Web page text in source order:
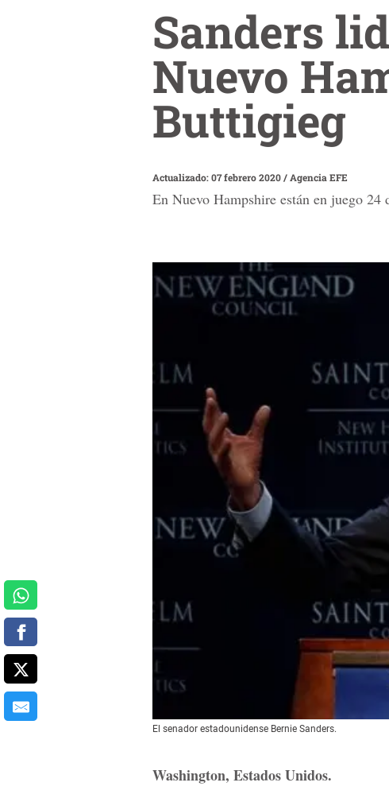
Sanders
Nuevo
Buttigieg
Actualizado: 07 febrero 2020/ Agencia EFE
En Nuevo Hampshire están en juego 24
El senador estadounidense Bernie Sanders.
Washington, Estados Unidos.